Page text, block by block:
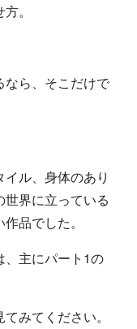
。
なら、そこだけで
ル、身体のあり
界に立っている
品でした。
、主にパート1の
みてください。